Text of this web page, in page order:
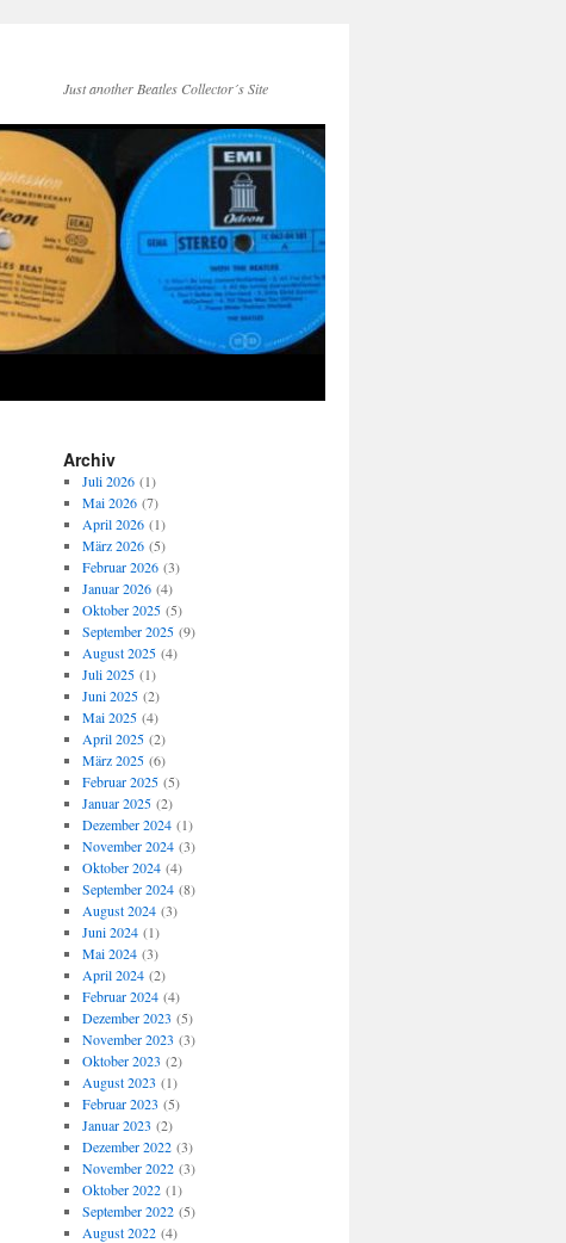
Just another Beatles Collector´s Site
Archiv
Juli 2026(1)
Mai 2026(7)
April 2026(1)
März 2026(5)
Februar 2026(3)
Januar 2026(4)
Oktober 2025(5)
September 2025(9)
August 2025(4)
Juli 2025(1)
Juni 2025(2)
Mai 2025(4)
April 2025(2)
März 2025(6)
Februar 2025(5)
Januar 2025(2)
Dezember 2024(1)
November 2024(3)
Oktober 2024(4)
September 2024(8)
August 2024(3)
Juni 2024(1)
Mai 2024(3)
April 2024(2)
Februar 2024(4)
Dezember 2023 (5)
November 2023 (3)
Oktober 2023 (2)
August 2023 (1)
Februar 2023 (5)
Januar 2023 (2)
Dezember 2022(3)
November 2022(3)
Oktober 2022(1)
September 2022(5)
August 2022(4)